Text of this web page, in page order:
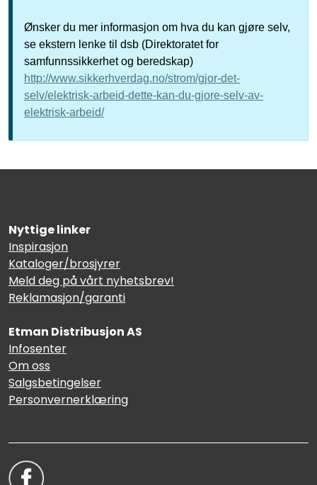
Ønsker du mer informasjon om hva du kan gjøre selv,
se ekstern lenke til dsb (Direktoratet for
samfunnssikkerhet og beredskap)
http://www.sikkerhverdag.no/strom/gjor-det-
selv/elektrisk-arbeid-dette-kan-du-gjore-selv-av-
elektrisk-arbeid/
Nyttige linker
Inspirasjon
Kataloger/brosjyrer
Meld deg på vårt nyhetsbrev!
Reklamasjon/garanti
Etman Distribusjon AS
Infosenter
Om oss
Salgsbetingelser
Personvernerklæring